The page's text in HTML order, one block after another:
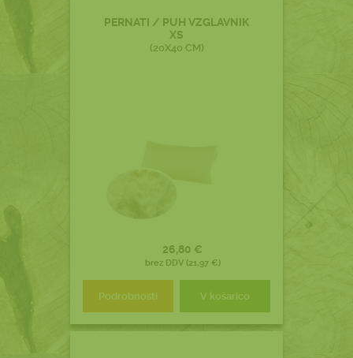
PERNATI / PUH VZGLAVNIK
XS
(20X40 CM)
26,80 €
brez DDV (21,97 €)
Podrobnosti V košarico